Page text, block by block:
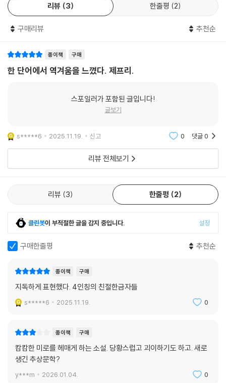
‘행복한 아이들의 복지 재단’이라 불리던 곳에서 자라난 아이들이 있다. 『4
고발하며 시작된다. ‘P읍’ 출신의 두 아이, 광지와 오로라는 화려한 후원 아
시스템임을 깨닫는다. 같은 꿈을 꾸기 시작한 그들은 자신들의 기억이 다
른 아이들과도 연결되어 있음을 알게 되고, 잊히지 않고 다시 살아남기 위
며, 상처의 개인사를 넘어 목소리를 빼앗긴 존재를 ‘우리들’로 정의하는 순
『4인칭의 아이들』은 학대와 가난, 착취와 침묵 속에서 자란 아이들의 서사
를 통해 인간이 끝내 연대로 나아가는 과정을 보여준다. 아이들은 더 이상
시 쓰고 서로를 지탱하며 새로운 생존의 문법을 만들어낸다. 작가는 문학
이 피해의 재현에 머물지 않고, 말할 수 없었던 이들에게 언어를 돌려주는
리적 감각이 흐른다. ‘타협하지 않는 서술’을 통해 3인칭에서 3.5인칭, 종
드문 시도를 보여준다. 잔혹한 현실을 뚫고 나온 이들의 증언은 결국 문학
이 도달할 수 있는 가장 멀고 뜨거운 지점, 바로 ‘우리들’이라는 자리에 도
착한다.
생생한 악몽 속 몸부림의 서사
“아직도 같은 악몽을 꾸고 있습니다. 저는 울었습니다. 열다섯 살이고요.”
『4인칭의 아이들』은 고통을 응시하는 방식 자체를 바꾸는 소설이다. 작가
리뷰 3 한줄평 2
구매리뷰 추천순
종이책 구매
한 단어에서 역겨움을 느꼈다. 제프리.
스포일러가 포함된 글입니다!
글보기
s*****6 2025.11.19. 신고 0 댓글0
리뷰 전체보기
리뷰 3 한줄평 2
클린봇이 부적절한 글을 감지 중입니다. 설정
구매한줄평 추천순
종이책 구매
지독하게 표현했다. 4인칭의 친절한금자들
s*****6 2025.11.19. 0
종이책 구매
캄캄한 미로를 헤매게 하는 소설. 당황스럽고 괴이하기도 하고. 새로
생긴 추상문학?
y***m 2026.01.04. 0